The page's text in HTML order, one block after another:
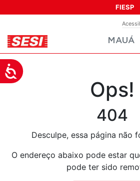
inclui
um
sistema
de
Acessibilidade
FIESP
MAUÁ
Ops!
404
Desculpe, essa página não
O endereço abaixo pode estar
pode ter sido